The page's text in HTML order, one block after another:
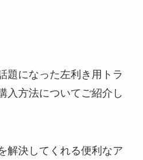
題になった左利き用トラ
入方法についてご紹介し
解決してくれる便利なア